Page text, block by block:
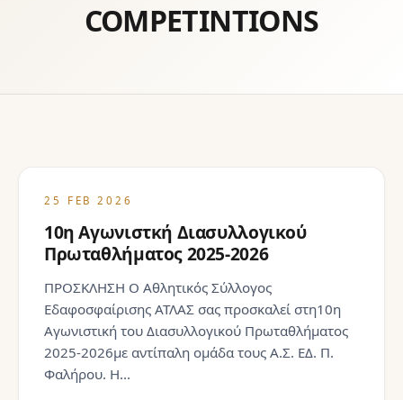
Ανασκόπηση Χρονιάς
Login
COMPETINTIONS
25 FEB 2026
10η Αγωνιστκή Διασυλλογικού
Πρωταθλήματος 2025-2026
ΠΡΟΣΚΛΗΣΗ Ο Αθλητικός Σύλλογος
Εδαφοσφαίρισης ΑΤΛΑΣ σας προσκαλεί στη10η
Αγωνιστική του Διασυλλογικού Πρωταθλήματος
2025-2026με αντίπαλη ομάδα τους Α.Σ. ΕΔ. Π.
Φαλήρου. Η...